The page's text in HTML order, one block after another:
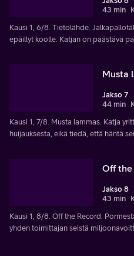
43 min
Kausi 1, 6/8. Tietolähde.
epäillyt koolle. Katjan on päästävä
Musta
Jakso 7
44 min
Kausi 1, 7/8. Musta lammas. Katja
huijauksesta, eikä tiedä, että häntä
Off the
Jakso 8
43 min
Kausi 1, 8/8. Off the Record.
yhden toimittajan seistä